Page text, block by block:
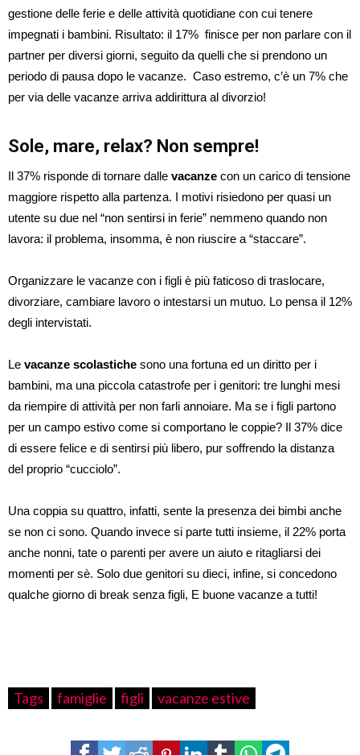
gestione delle ferie e delle attività quotidiane con cui tenere
impegnati i bambini. Risultato: il 17% finisce per non parlare con il
partner per diversi giorni, seguito da quelli che si prendono un
periodo di pausa dopo le vacanze. Caso estremo, c’è un 7% che
per via delle vacanze arriva addirittura al divorzio!
Sole, mare, relax? Non sempre!
Il 37% risponde di tornare dalle vacanze con un carico di tensione
maggiore rispetto alla partenza. I motivi risiedono per quasi un
utente su due nel “non sentirsi in ferie” nemmeno quando non
lavora: il problema, insomma, è non riuscire a “staccare”.
Organizzare le vacanze con i figli è più faticoso di traslocare,
divorziare, cambiare lavoro o intestarsi un mutuo. Lo pensa il 12%
degli intervistati.
Le vacanze scolastiche sono una fortuna ed un diritto per i
bambini, ma una piccola catastrofe per i genitori: tre lunghi mesi
da riempire di attività per non farli annoiare. Ma se i figli partono
per un campo estivo come si comportano le coppie? Il 37% dice
di essere felice e di sentirsi più libero, pur soffrendo la distanza
del proprio “cucciolo”.
Una coppia su quattro, infatti, sente la presenza dei bimbi anche
se non ci sono. Quando invece si parte tutti insieme, il 22% porta
anche nonni, tate o parenti per avere un aiuto e ritagliarsi dei
momenti per sè. Solo due genitori su dieci, infine, si concedono
qualche giorno di break senza figli, E buone vacanze a tutti!
Tags famiglie figli vacanze estive